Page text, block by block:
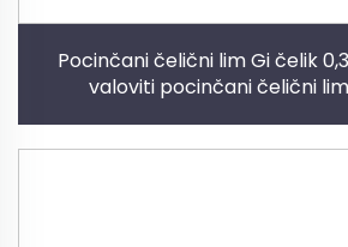
Pocinčani čelični lim Gi čelik
valoviti pocinčani čelični